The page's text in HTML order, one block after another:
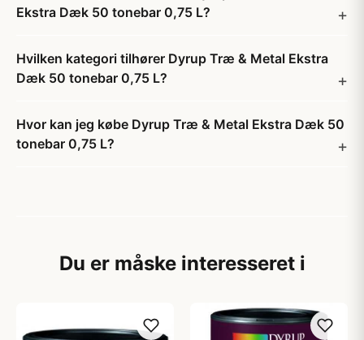
Ekstra Dæk 50 tonebar 0,75 L?
Hvilken kategori tilhører Dyrup Træ & Metal Ekstra
Dæk 50 tonebar 0,75 L?
Hvor kan jeg købe Dyrup Træ & Metal Ekstra Dæk 50
tonebar 0,75 L?
Du er måske interesseret i